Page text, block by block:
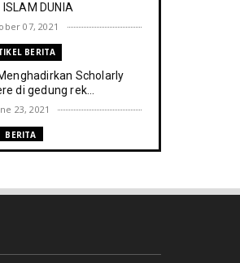
DUNIA
07, 2021
BERITA
Scholarly
di gedung rek...
23, 2021
BERITA
06, 2021
IAIN Parepare
...